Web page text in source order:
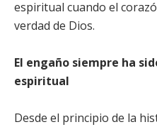
espiritual cuando el
verdad de Dios.
El engaño siempre ha
espiritual
Desde el principio de la